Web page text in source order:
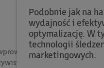
nowy wymiar
wymieniając
Podobnie jak na
wydajność i
optymalizację. W
technologii
marketingowych.